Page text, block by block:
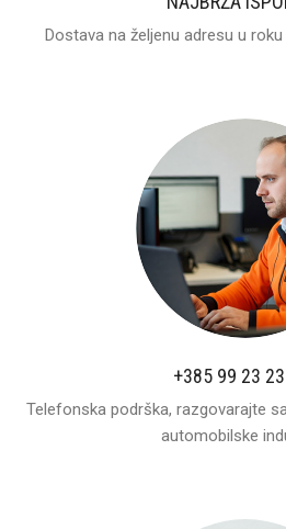
Dostava na željenu adresu u
+385 99 23
Telefonska podrška, razgovarajte
automobilske